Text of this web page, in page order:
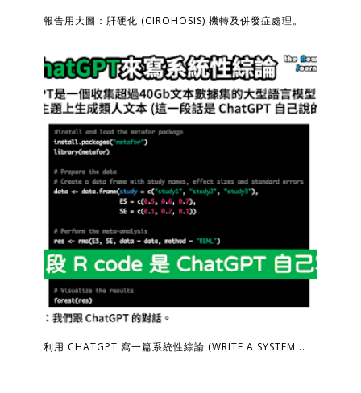
報告用大圖：肝硬化 (CIROHOSIS) 機轉及併發症處理。
利用 CHATGPT 寫一篇系統性綜論 (WRITE A SYSTEM...